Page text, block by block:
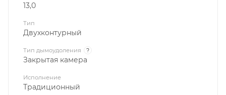
13,0
Тип
Двухконтурный
Тип дымоудоления ?
Закрытая камера
Исполнение
Традиционный